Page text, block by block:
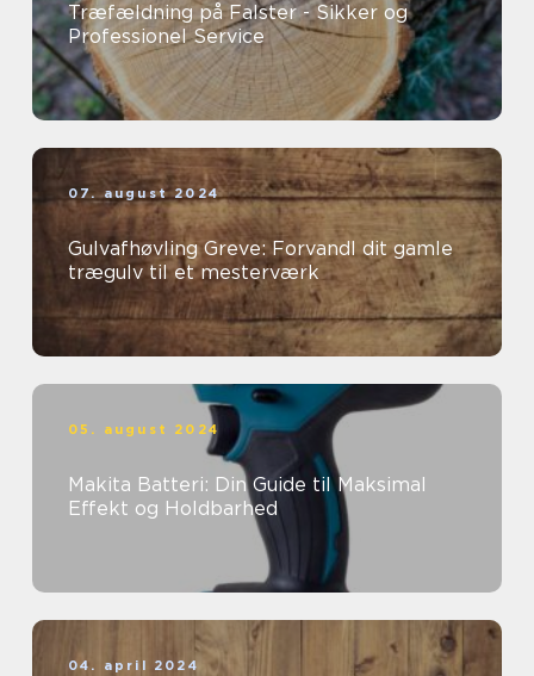
Træfældning på Falster - Sikker og
Professionel Service
07. august 2024
Gulvafhøvling Greve: Forvandl dit gamle
trægulv til et mesterværk
05. august 2024
Makita Batteri: Din Guide til Maksimal
Effekt og Holdbarhed
04. april 2024